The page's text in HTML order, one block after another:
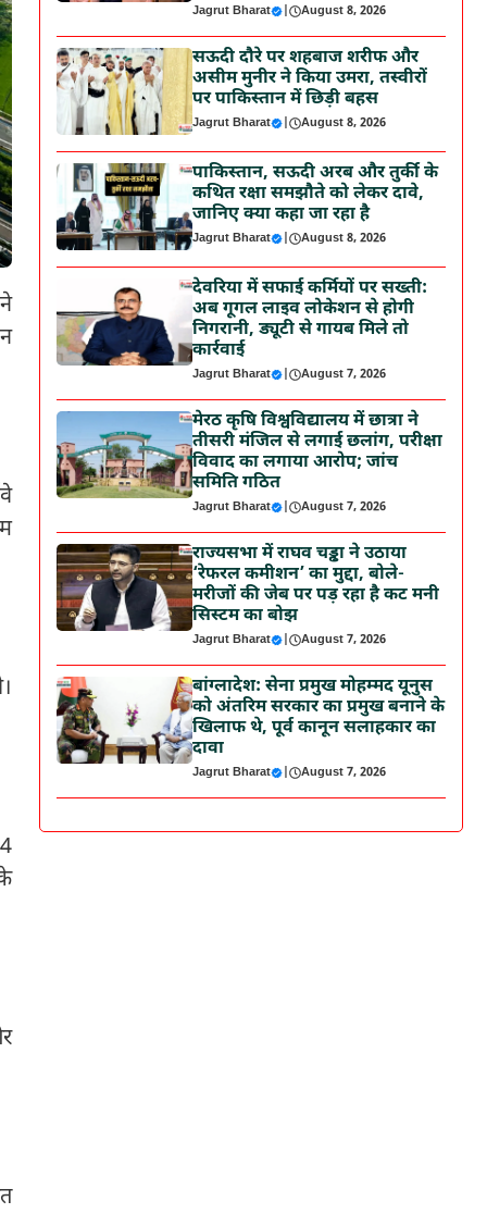
Jagrut Bharat | August 8, 2026
सऊदी दौरे पर शहबाज शरीफ और
असीम मुनीर ने किया उमरा, तस्वीरों
पर पाकिस्तान में छिड़ी बहस
Jagrut Bharat | August 8, 2026
पाकिस्तान, सऊदी अरब और तुर्की के
कथित रक्षा समझौते को लेकर दावे,
जानिए क्या कहा जा रहा है
Jagrut Bharat | August 8, 2026
देवरिया में सफाई कर्मियों पर सख्ती:
अब गूगल लाइव लोकेशन से होगी
निगरानी, ड्यूटी से गायब मिले तो
कार्रवाई
Jagrut Bharat | August 7, 2026
मेरठ कृषि विश्वविद्यालय में छात्रा ने
तीसरी मंजिल से लगाई छलांग, परीक्षा
विवाद का लगाया आरोप; जांच
समिति गठित
Jagrut Bharat | August 7, 2026
राज्यसभा में राघव चड्ढा ने उठाया
‘रेफरल कमीशन’ का मुद्दा, बोले-
मरीजों की जेब पर पड़ रहा है कट मनी
सिस्टम का बोझ
Jagrut Bharat | August 7, 2026
बांग्लादेश: सेना प्रमुख मोहम्मद यूनुस
को अंतरिम सरकार का प्रमुख बनाने के
खिलाफ थे, पूर्व कानून सलाहकार का
दावा
Jagrut Bharat | August 7, 2026